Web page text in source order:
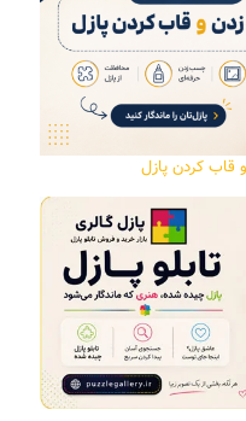
قاب کردن پازل